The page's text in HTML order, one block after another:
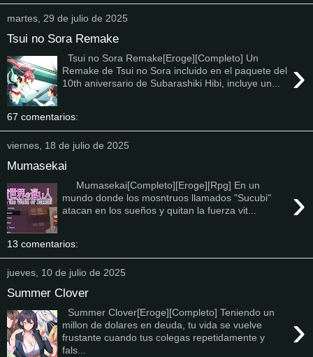
martes, 29 de julio de 2025
Tsui no Sora Remake
›
Tsui no Sora Remake[Eroge][Completo] Un
Remake de Tsui no Sora incluido en el paquete del
10th aniversario de Subarashiki Hibi, incluye un...
67 comentarios:
viernes, 18 de julio de 2025
Mumasekai
›
Mumasekai[Completo][Eroge][Rpg] En un
mundo donde los mosntruos llamados "Sucubi"
atacan en los sueños y quitan la fuerza vit...
13 comentarios:
jueves, 10 de julio de 2025
Summer Clover
›
Summer Clover[Eroge][Completo] Teniendo un
millon de dolares en deuda, tu vida se vuelve
frustante cuando tus colegas repetidamente y
fals...